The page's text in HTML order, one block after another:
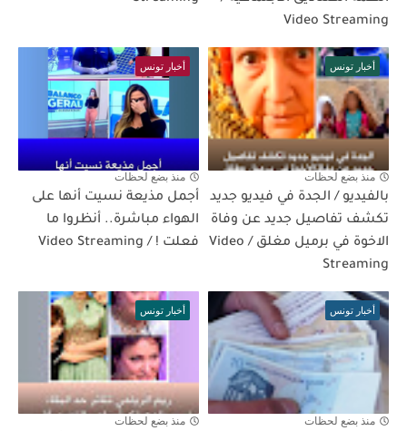
Video Streaming
أخبار تونس
منذ بضع لحظات
بالفيديو / الجدة في فيديو جديد
تكشف تفاصيل جديد عن وفاة
الاخوة في برميل مغلق / Video
Streaming
أخبار تونس
منذ بضع لحظات
أجمل مذيعة نسيت أنها على
الهواء مباشرة.. أنظروا ما
فعلت ! / Video Streaming
أخبار تونس
منذ بضع لحظات
أخبار تونس
منذ بضع لحظات